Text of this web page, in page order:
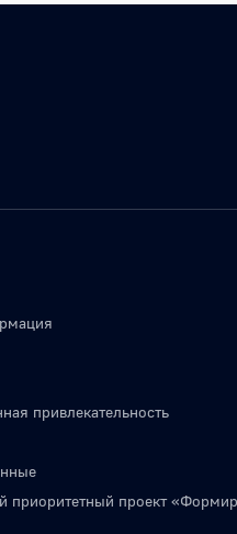
привлекательность
приоритетный проект